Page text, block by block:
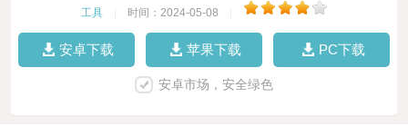
工具 时间：2024-05-08
安卓下载 苹果下载 PC下载
安卓市场，安全绿色